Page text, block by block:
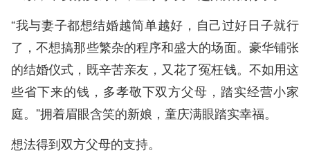
“我与妻子都想结婚越简单越好，自己过好日子就行
了，不想搞那些繁杂的程序和盛大的场面。豪华铺张
的结婚仪式，既辛苦亲友，又花了冤枉钱。不如用这
些省下来的钱，多孝敬下双方父母，踏实经营小家
庭。”拥着眉眼含笑的新娘，童庆满眼踏实幸福。
想法得到双方父母的支持。